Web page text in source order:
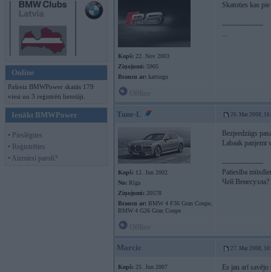
Online
Pašreiz BMWPower skatās 179
viesi un 3 reģistrēti lietotāji.
Ienākt BMWPower
• Pieslēgties
• Reģistrēties
• Aizmirsi paroli?
Kopš: 22. Nov 2003
Ziņojumi: 5905
Braucu ar: kartingu
Skatoties kas
-----------------
...
Tune-L 26. Mar 2008,
Kopš: 12. Jun 2002
No: Rīga
Ziņojumi: 20578
Braucu ar: BMW 4 F36 Gran Coupe,
BMW 4 G26 Gran Coupe
Bezjeedziigs
Labaak panjemt
-----------------
Patiesība
Чей Венесуэла?
Marcic 27. Mar 2008,
Kopš: 25. Jun 2007
Es jau arī